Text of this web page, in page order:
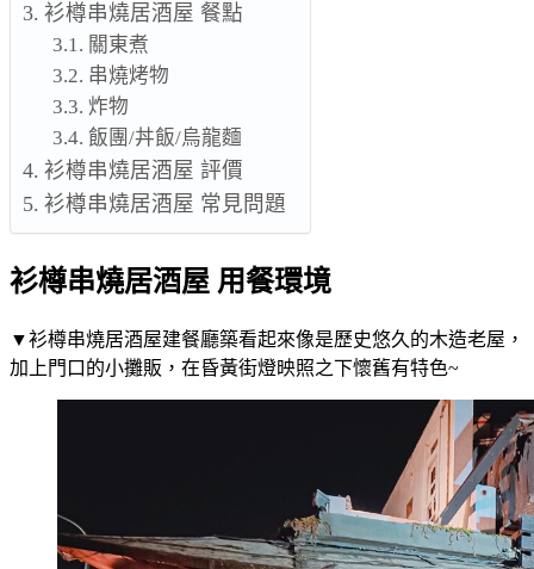
衫樽串燒居酒屋 餐點
關東煮
串燒烤物
炸物
飯團/丼飯/烏龍麵
衫樽串燒居酒屋 評價
衫樽串燒居酒屋 常見問題
衫樽串燒居酒屋 用餐環境
▼衫樽串燒居酒屋建餐廳築看起來像是歷史悠久的木造老屋，
加上門口的小攤販，在昏黃街燈映照之下懷舊有特色~